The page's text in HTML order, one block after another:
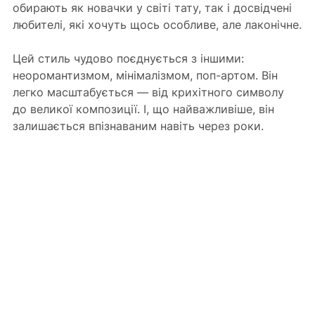
обирають як новачки у світі тату, так і досвідчені
любителі, які хочуть щось особливе, але лаконічне.
Цей стиль чудово поєднується з іншими:
неоромантизмом, мінімалізмом, поп-артом. Він
легко масштабується — від крихітного символу
до великої композиції. І, що найважливіше, він
залишається впізнаваним навіть через роки.